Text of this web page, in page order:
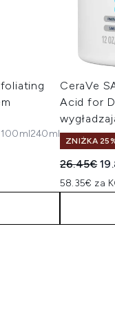
100ml240ml
CeraVe
Acid for
ZNIŻKA
26.45€
58.35€ za